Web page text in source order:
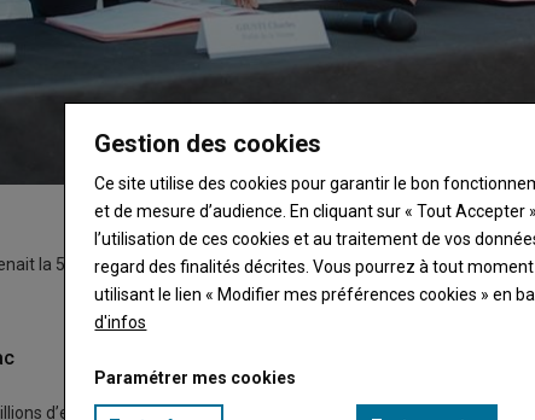
la 5e édition des Fiertés rurales. Présente à la manifestation,…
d’euros ( +
20 décembre 2007
2,6 millions de litres en 200631285
Gestion des cookies
Ce site utilise des cookies pour garantir le bon
et de mesure d’audience. En cliquant sur « Tout Accepter
l’utilisation de ces cookies et au traitement de vos
regard des finalités décrites. Vous pourrez à tout
utilisant le lien « Modifier mes préférences cookies » en
d'infos
Paramétrer mes cookies